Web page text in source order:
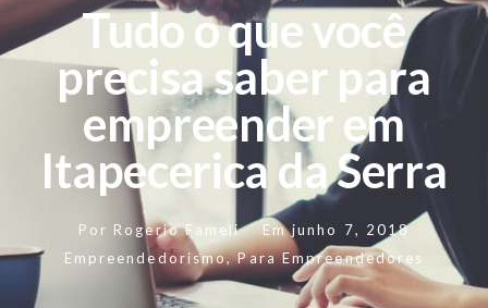
Tudo o que você
precisa saber para
empreender em
Itapecerica da Serra
Por Rogerio Fameli Em junho 7, 2018
Empreendedorismo,Para Empreendedores